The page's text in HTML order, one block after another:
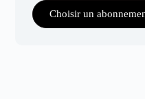
Choisir un